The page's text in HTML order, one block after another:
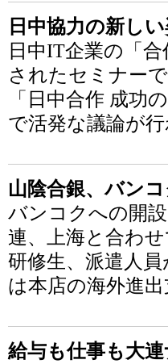
日中協力の新し
日中IT企業の「
されたセミナー
「日中合作 成功
で活発な議論が行
山陰合銀、バン
バンコクへの開
連、上海と合わ
研修生、派遣人
は本店の海外進
給与も仕事も大